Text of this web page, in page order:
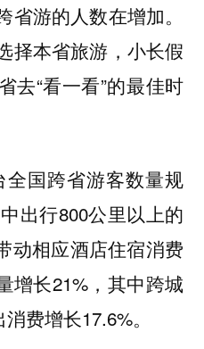
游的人数在增加。
择本省旅游，小长假
去“看一看”的最佳时
国跨省游客数量规
出行800公里以上的
动相应酒店住宿消费
增长21%，其中跨城
费增长17.6%。